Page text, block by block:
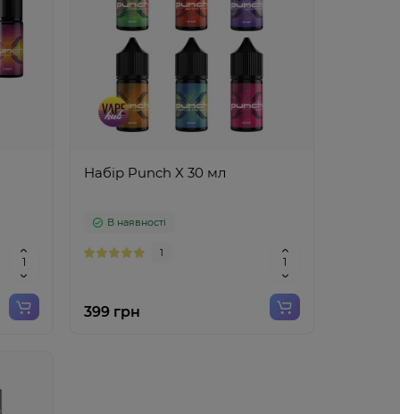
Набір Punch X 30 мл
В наявності
1
399 грн